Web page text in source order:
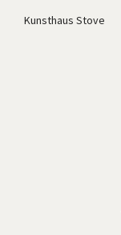
Kunsthaus Stove